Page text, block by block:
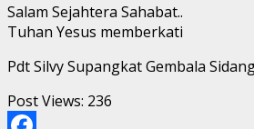
Salam Sejahtera Sahabat..
Tuhan Yesus memberkati
Pdt Silvy Supangkat Gembala
Post Views: 236